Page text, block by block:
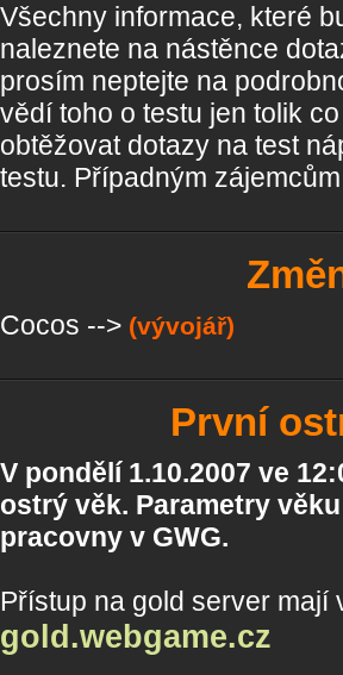
Všechny informace, které
naleznete na nástěnce
prosím neptejte na
vědí toho o testu jen tolik
obtěžovat dotazy na test
testu. Případným
Cocos --> (vývojář)
První
V pondělí 1.10.2007 ve
ostrý věk. Parametry
pracovny v GWG.
Přístup na gold server mají
gold.webgame.cz